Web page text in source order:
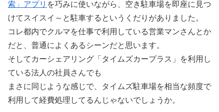
索」アプリ を巧みに使いながら、空き駐車場を即座に見つ
けてスイスイ～と駐車するというくだりがありました。
コレ都内でクルマを仕事で利用している営業マンさんとか
だと、普通によくあるシーンだと思います。
そしてカーシェアリング「タイムズカープラス」を利用し
ている法人の社員さんでも
まさに同じような感じで、タイムズ駐車場を相当な頻度で
利用して経費処理してるんじゃないでしょうか。